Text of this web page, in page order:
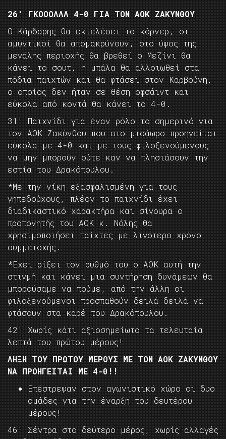
26′ ΓΚΟΟΟΛΛΛ 4-0 ΓΙΑ ΤΟΝ ΑΟΚ ΖΑΚΥΝΘΟΥ
Ο Κάρδαρης θα εκτελέσει το κόρνερ, οι
αμυντικοί θα απομακρύνουν, στο ύψος της
μεγάλης περιοχής θα βρεθεί ο Μεζίνι θα
κάνει το σουτ, η μπάλα θα αλλοιωθεί στα
πόδια παιχτών και θα φτάσει στον Καρβούνη,
ο οποίος δεν ήταν σε θέση οφσάιντ και
εύκολα από κοντά θα κάνει το 4-0.
31′ Παιχνίδι για έναν ρόλο το σημερινό για
τον ΑΟΚ Ζακύνθου που στο μισάωρο προηγείται
εύκολα με 4-0 και με τους φιλοξενούμενους
να μην μπορούν ούτε καν να πλησιάσουν την
εστία του Δρακόπουλου.
*Με την νίκη εξασφαλισμένη για τους
γηπεδούχους, πλέον το παιχνίδι έχει
διαδικαστικό χαρακτήρα και σίγουρα ο
προπονητής του ΑΟΚ κ. Νόλης θα
χρησιμοποιήσει παίχτες με λιγότερο χρόνο
συμμετοχής.
*Έχει ρίξει τον ρυθμό του ο ΑΟΚ αυτή την
στιγμή και κάνει μια συντήρηση δυνάμεων θα
μπορούσαμε να πούμε, από την άλλη οι
φιλοξενούμενοι προσπαθούν δειλά δειλά να
φτάσουν στα καρέ του Δρακόπουλου.
42′ Χωρίς κάτι αξιοσημείωτο τα τελευταία
λεπτά του πρώτου μέρους!
ΛΗΞΗ ΤΟΥ ΠΡΩΤΟΥ ΜΕΡΟΥΣ ΜΕ ΤΟΝ ΑΟΚ ΖΑΚΥΝΘΟΥ
ΝΑ ΠΡΟΗΓΕΙΤΑΙ ΜΕ 4-0!!
Επέστρεψαν στον αγωνιστικό χώρο οι δυο
ομάδες για την έναρξη του δευτέρου
μέρους!
46′ Σέντρα στο δεύτερο μέρος, χωρίς αλλαγές